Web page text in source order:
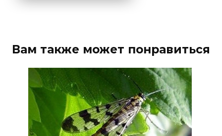
Вам также может понравиться